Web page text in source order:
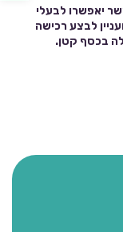
יאפשרו לבעלי
לבצע רכישה
בכסף קטן.